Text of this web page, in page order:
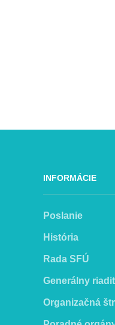
INFORMÁCIE
Poslanie
História
Rada SFÚ
Generálny
Organizačná